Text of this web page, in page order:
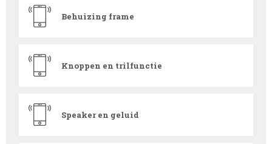
Behuizing frame
Knoppen en trilfunctie
Speaker en geluid